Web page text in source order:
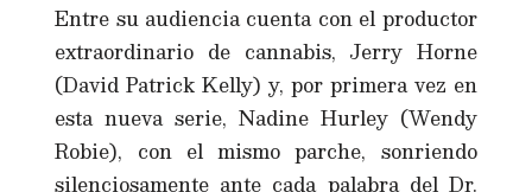
Entre su audiencia cuenta con el productor
extraordinario de cannabis, Jerry Horne
(David Patrick Kelly) y, por primera vez en
esta nueva serie, Nadine Hurley (Wendy
Robie), con el mismo parche, sonriendo
silenciosamente ante cada palabra del Dr.